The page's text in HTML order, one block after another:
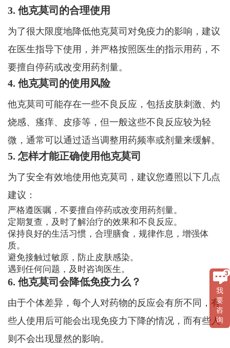
3. 他克莫司的合理使用
为了很大限度地降低他克莫司对免疫力的影响，建议
在医生指导下使用，并严格按照医生的指示用药，不
要擅自停药或改变用药剂量。
4. 他克莫司的使用风险
他克莫司可能存在一些不良反应，包括皮肤刺激、灼
烧感、瘙痒、皮疹等，但一般这些不良反应较为轻
微，通常可以通过适当调整用药频率或剂量来缓解。
5. 怎样才能正确使用他克莫司
为了安全有效地使用他克莫司，建议您遵照以下几点
建议：
严格遵医嘱，不要擅自停药或改变用药剂量。
定期复查，及时了解治疗的效果和不良反应。
保持良好的生活习惯，合理膳食，规律作息，增强体
质。
避免接触过敏原，防止皮肤感染。
遇到任何问题，及时咨询医生。
6. 他克莫司会降低免疫力么？
由于个体差异，每个人对药物的反应会有所不同，有
些人使用后可能会出现免疫力下降的情况，而有些人
则不会出现显然的影响。
我
要
咨
询